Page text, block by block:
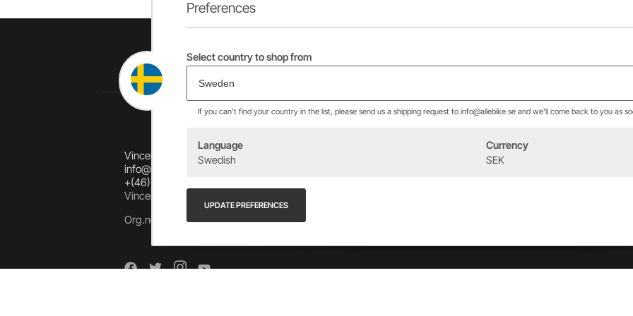
Preferences
Select country to shop from
If you can't find your country in the list, please send us a shipping request to info@allebike.se and we'll come back to you as
Language
Swedish
Currency
SEK
UPDATE PREFERENCES
Vincents Alingsås AB
info@allebike.se
+(46) 322 650 780
Vincents väg 444192 Alingsås, SWEDEN
Org.no: 556218-8275
About us